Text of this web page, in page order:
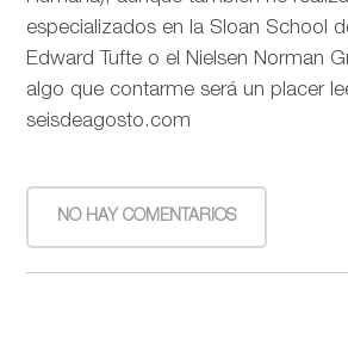
especializados en la Sloan School
Edward Tufte o el Nielsen Norman
algo que contarme será un placer
seisdeagosto.com
NO HAY COMENTARIOS